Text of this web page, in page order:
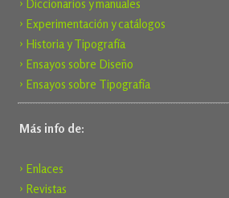
› Diccionarios y manuales
› Experimentación y catálogos
› Historia y Tipografía
› Ensayos sobre Diseño
› Ensayos sobre Tipografía
Más info de:
› Enlaces
› Revistas